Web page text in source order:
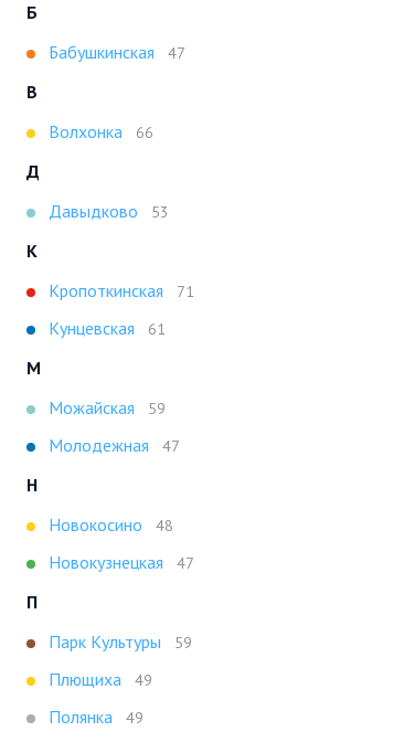
Б
Бабушкинская
47
В
Волхонка
66
Д
Давыдково
53
К
Кропоткинская
71
Кунцевская 61
М
Можайская
59
Молодежная 47
Н
Новокосино
48
Новокузнецкая 47
П
Парк Культуры
59
Плющиха 49
Полянка 49